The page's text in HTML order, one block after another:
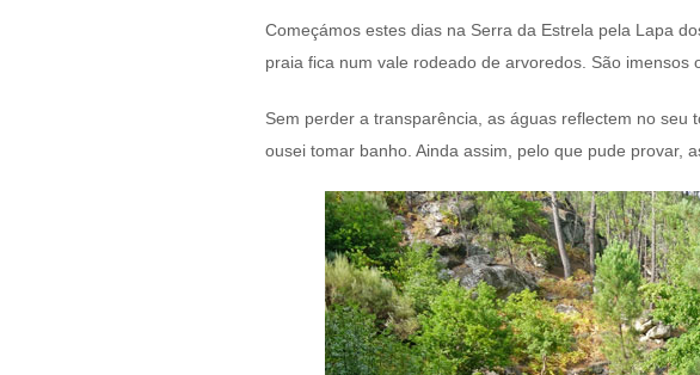
Começámos estes dias na Serra da Estrela pela Lapa
praia fica num vale rodeado de arvoredos. São
Sem perder a transparência, as águas reflectem no
ousei tomar banho. Ainda assim, pelo que pude provar,